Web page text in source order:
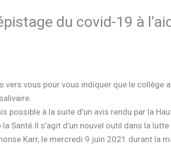
du covid-19 à
vers vous pour vous indiquer que le collège
possible à la suite d’un avis rendu par la
Santé.Il s’agit d’un nouvel outil dans la
Karr, le mercredi 9 juin 2021 durant la